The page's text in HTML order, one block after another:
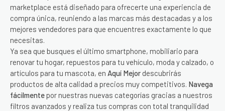
marketplace está diseñado para ofrecerte una experiencia de
compra única, reuniendo a las marcas más destacadas y a los
mejores vendedores para que encuentres exactamente lo que
necesitas.
Ya sea que busques el último smartphone, mobiliario para
renovar tu hogar, repuestos para tu vehículo, moda y calzado, o
artículos para tu mascota, en Aquí Mejor descubrirás
productos de alta calidad a precios muy competitivos. Navega
fácilmente por nuestras nuevas categorías gracias a nuestros
filtros avanzados y realiza tus compras con total tranquilidad